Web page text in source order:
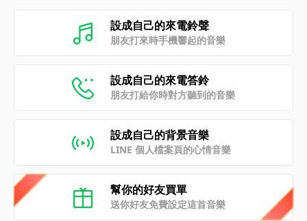
設成自己的來電鈴聲
朋友打來時手機響起的音樂
設成自己的來電答鈴
朋友打給你時對方聽到的音樂
設成自己的背景音樂
LINE 個人檔案頁的心情音樂
幫你的好友買單
送你好友免費設定這首音樂